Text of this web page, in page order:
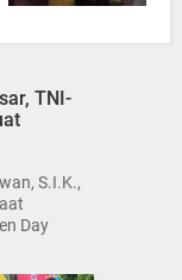
TNI-
S.I.K.,
Day